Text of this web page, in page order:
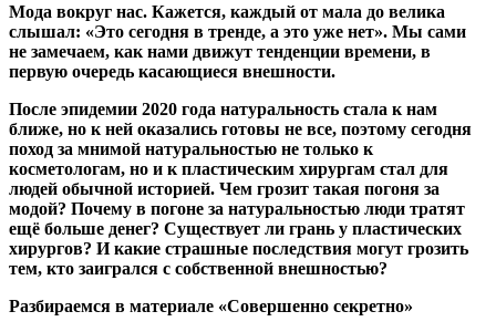
Мода вокруг нас. Кажется, каждый от мала до велика
слышал: «Это сегодня в тренде, а это уже нет». Мы сами
не замечаем, как нами движут тенденции времени, в
первую очередь касающиеся внешности.
После эпидемии 2020 года натуральность стала к нам
ближе, но к ней оказались готовы не все, поэтому сегодня
поход за мнимой натуральностью не только к
косметологам, но и к пластическим хирургам стал для
людей обычной историей. Чем грозит такая погоня за
модой? Почему в погоне за натуральностью люди тратят
ещё больше денег? Существует ли грань у пластических
хирургов? И какие страшные последствия могут грозить
тем, кто заигрался с собственной внешностью?
Разбираемся в материале «Совершенно секретно»